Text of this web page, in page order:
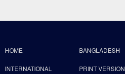
HOME BANGLADESH
INTERNATIONAL PRINT VERSION